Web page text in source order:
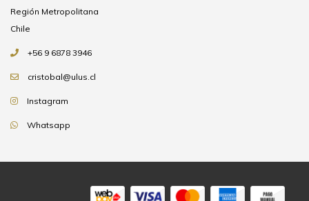
Región Metropolitana
Chile
+56 9 6878 3946
cristobal@ulus.cl
Instagram
Whatsapp